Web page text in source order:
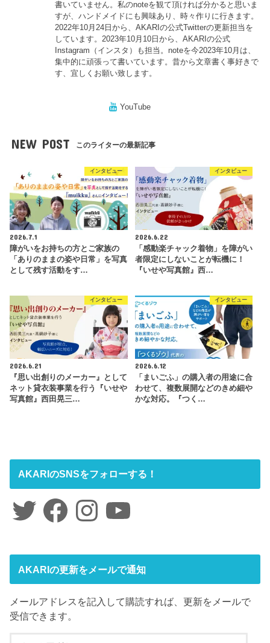
書いていません。私のnoteを観て頂ければ分かると思いま
すが、ハンドメイドにも興味あり、時々作りに行きます。
2022年10月24日から、AKARIの公式Twitterの更新担当を
しています。2023年10月10日から、AKARIの公式
Instagram（インスタ）も担当。noteを今2023年10月は、
集中的に頑張って書いています。昔から文章書く事好きで
す、宜しくお願い致します。
YouTube
NEW POST このライターの最新記事
インタビュー
2026.7.1
障がいをお持ちの方とご家族の
「ありのままの姿や日常」を写真
として残す活動をす…
インタビュー
2026.6.22
「感動楽チャック着物」を障がい
者限定にしないことが転機に！
『いせや写真館』西…
インタビュー
2026.6.21
『思い出創りのメーカー』として
ネット貸衣装事業を行う『いせや
写真館』西田晃三…
インタビュー
2026.6.12
「まいごふ」の購入者の用途に合
わせて、複数展開などのきめ細や
かな対応。『つく…
AKARIのSNSをフォローする！
Twitter FacebookInstagramYouTube
AKARIの更新をメールで通知
メールアドレスを記入して購読すれば、更新をメールで
受信できます。